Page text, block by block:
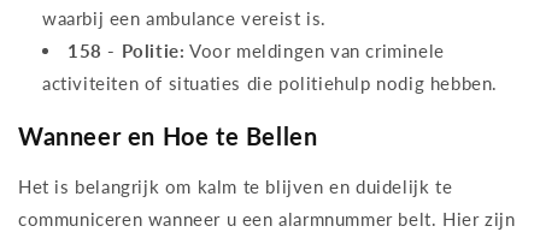
waarbij een ambulance vereist is.
158 - Politie: Voor meldingen van criminele
activiteiten of situaties die politiehulp nodig hebben.
Wanneer en Hoe te Bellen
Het is belangrijk om kalm te blijven en duidelijk te
communiceren wanneer u een alarmnummer belt. Hier zijn